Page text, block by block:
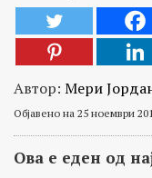
Автор: Мери
Објавено на 25 ноември
Ова е еден од